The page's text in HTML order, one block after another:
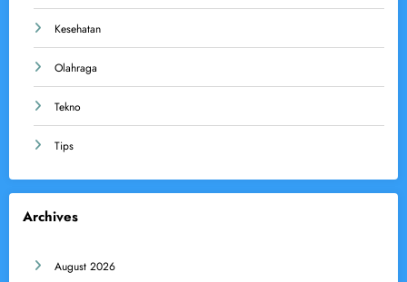
Kesehatan
Olahraga
Tekno
Tips
Archives
August 2026